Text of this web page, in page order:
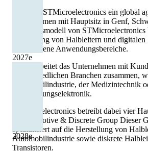
2027e
2028e
Heute ist STMicroelectronics ein global
Unternehmen mit Hauptsitz in Genf,
Geschäftsmodell von STMicroelectronics
Herstellung von Halbleitern und
verschiedene Anwendungsbereiche.
Dabei arbeitet das Unternehmen mit
unterschiedlichen Branchen zusammen,
Automobilindustrie, der Medizintechnik
Unterhaltungselektronik.
STMicroelectronics betreibt dabei vier
1. Automotive & Discrete Group Dieser
spezialisiert auf die Herstellung von
Automobilindustrie sowie diskrete
Transistoren.